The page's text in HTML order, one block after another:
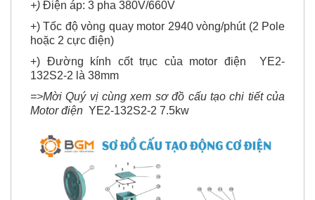
+) Tốc độ vòng quay motor 2940 vòng/phút (2 Pole
hoặc 2 cực điện)
+) Đường kính cốt trục của motor điện YE2-
132S2-2 là 38mm
=>Mời Quý vị cùng xem sơ đồ cấu tạo chi tiết của
Motor điệnYE2-132S2-2 7.5kw